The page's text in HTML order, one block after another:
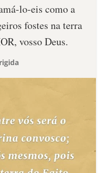
lo-eis como a
fostes na terra
vosso Deus.